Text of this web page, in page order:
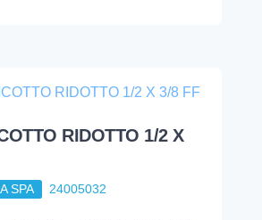
RIDOTTO 1/2 X
SPA 24005032